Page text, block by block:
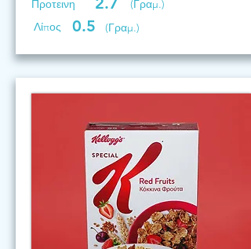
Προτεινη
(Γραμ.)
Λίπος
0.5 (Γραμ.)